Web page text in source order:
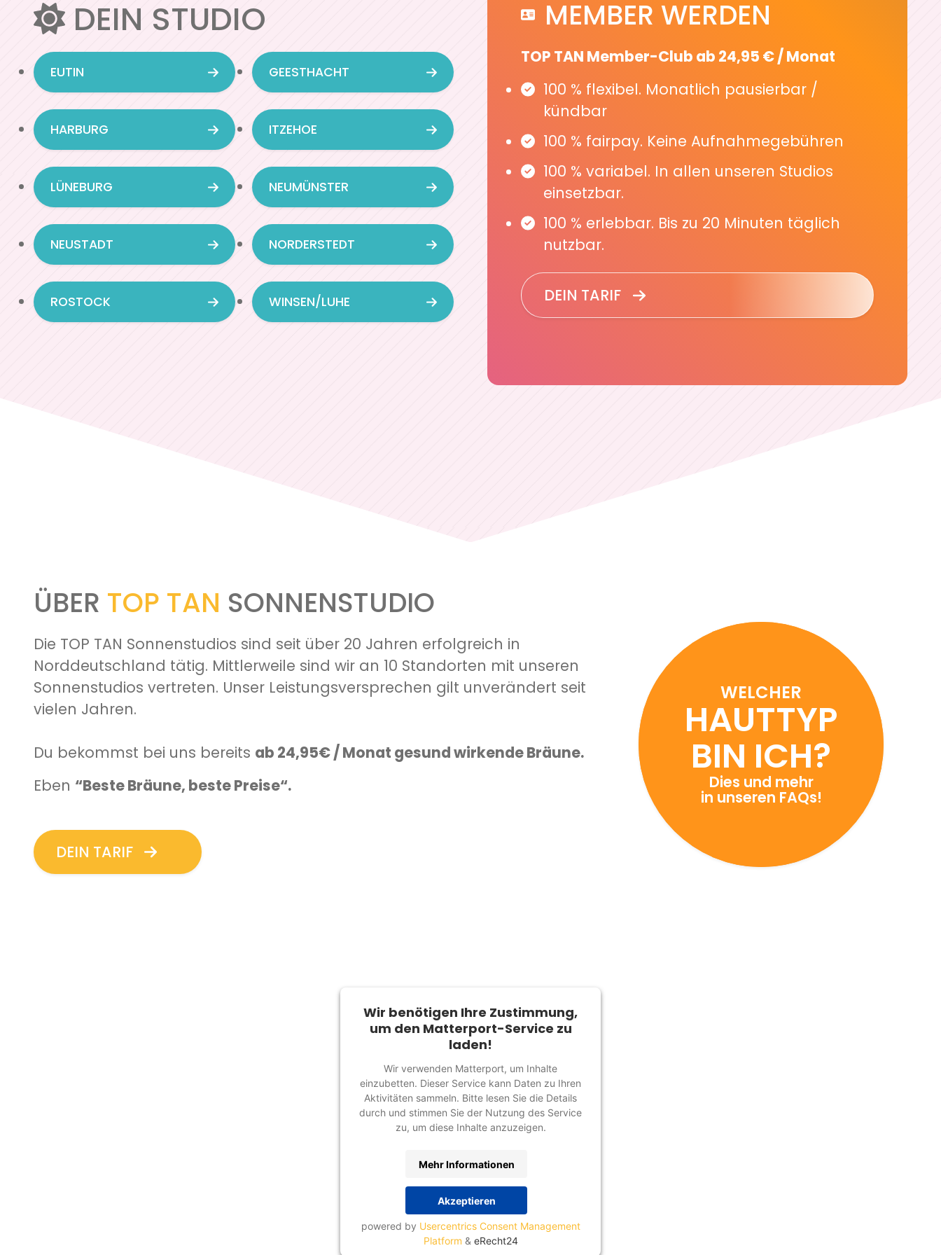
DEIN STUDIO
Navigation überspringen
EUTIN GEESTHACHT
HARBURG ITZEHOE
LÜNEBURG NEUMÜNSTER
NEUSTADT NORDERSTEDT
ROSTOCK WINSEN/LUHE
MEMBER WERDEN
TOP TAN Member-Club ab 24,95 € / Monat
100 % flexibel. Monatlich pausierbar /
kündbar
100 % fairpay. Keine Aufnahmegebühren
100 % variabel. In allen unseren Studios
einsetzbar.
100 % erlebbar. Bis zu 20 Minuten täglich
nutzbar.
DEIN TARIF
ÜBER TOP TAN SONNENSTUDIO
Die TOP TAN Sonnenstudios sind seit über 20 Jahren erfolgreich in
Norddeutschland tätig. Mittlerweile sind wir an 10 Standorten mit unseren
Sonnenstudios vertreten. Unser Leistungsversprechen gilt unverändert seit
vielen Jahren.
Du bekommst bei uns bereits ab 24,95€ / Monat gesund wirkende Bräune.
Eben “Beste Bräune, beste Preise“.
DEIN TARIF
WELCHER
HAUTTYP
BIN ICH?
Dies und mehr
in unseren FAQs!
Wir benötigen Ihre Zustimmung,
um den Matterport-Service zu
laden!
Wir verwenden Matterport, um Inhalte
einzubetten. Dieser Service kann Daten zu Ihren
Aktivitäten sammeln. Bitte lesen Sie die Details
durch und stimmen Sie der Nutzung des Service
zu, um diese Inhalte anzuzeigen.
Mehr Informationen
Akzeptieren
powered by Usercentrics Consent Management
Platform & eRecht24